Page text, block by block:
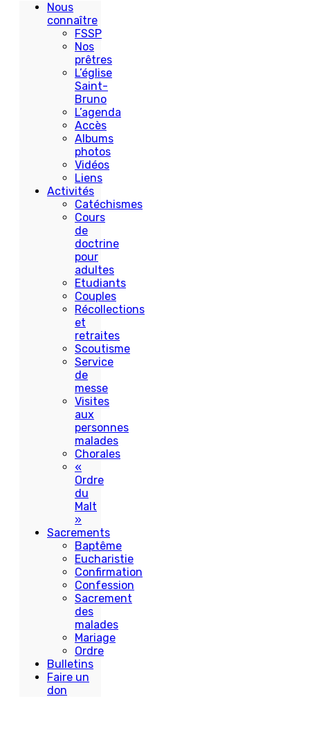
Nous
connaître
FSSP
Nos
prêtres
L’église
Saint-
Bruno
L’agenda
Accès
Albums
photos
Vidéos
Liens
Activités
Catéchismes
Cours
de
doctrine
pour
adultes
Etudiants
Couples
Récollections
et
retraites
Scoutisme
Service
de
messe
Visites
aux
personnes
malades
Chorales
«
Ordre
du
Malt
»
Sacrements
Baptême
Eucharistie
Confirmation
Confession
Sacrement
des
malades
Mariage
Ordre
Bulletins
Faire un
don